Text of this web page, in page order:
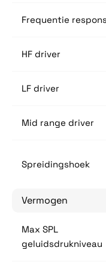
Frequentie respons
HF driver
LF driver
Mid range driver
Spreidingshoek
Vermogen
Max SPL
geluidsdrukniveau